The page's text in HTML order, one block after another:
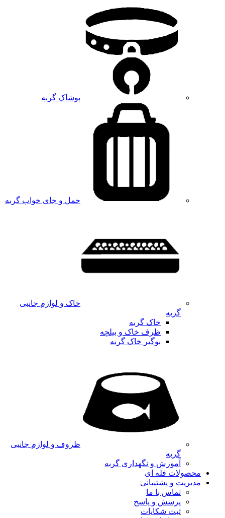
پوشاک گربه
حمل و جای خواب گربه
خاک و لوازم جانبی
گربه
خاک گربه
ظرف خاک و بیلچه
بوگیر خاک گربه
ظروف و لوازم جانبی
گربه
آموزش و نگهداری گربه
محصولات فله ای
مدیریت و پشتیبانی
تماس با ما
پرسش و پاسخ
ثبت شکایات